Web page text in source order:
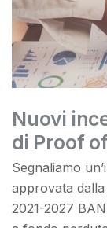
Nuovi
di Proof
Segnaliamo
approvata dalla
2021-2027